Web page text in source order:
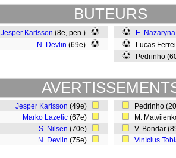
BUTEURS
Jesper Karlsson (8e, pen.)
N. Devlin (69e)
E. Nazaryna
Lucas
Pedrinho
Jesper Karlsson (49e)
Marko Lazetic (67e)
S. Nilsen (70e)
N. Devlin (75e)
Pedrinho
M.
V. Bondar
Vinícius